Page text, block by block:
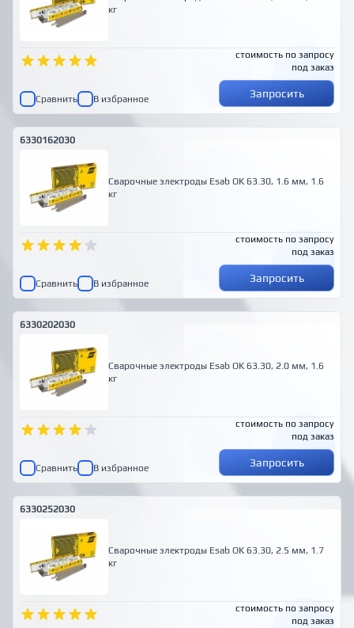
кг
стоимость по запросу
под заказ
Сравнить В избранное Запросить
6330162030
Сварочные электроды Esab OK 63.30, 1.6 мм, 1.6
кг
стоимость по запросу
под заказ
Сравнить В избранное Запросить
6330202030
Сварочные электроды Esab OK 63.30, 2.0 мм, 1.6
кг
стоимость по запросу
под заказ
Сравнить В избранное Запросить
6330252030
Сварочные электроды Esab OK 63.30, 2.5 мм, 1.7
кг
стоимость по запросу
под заказ